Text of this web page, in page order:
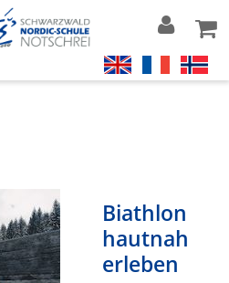
Biathlon
hautnah
erleben